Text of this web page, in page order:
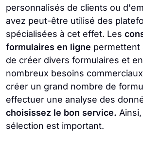
personnalisés de clients ou
avez peut-être utilisé des
spécialisées à cet effet. Les
formulaires en ligne permettent
de créer divers formulaires et
nombreux besoins
créer un grand nombre de
effectuer une analyse des
choisissez le bon service.
sélection est important.